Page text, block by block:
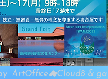
ArtOffice☁︎Cloud8 &